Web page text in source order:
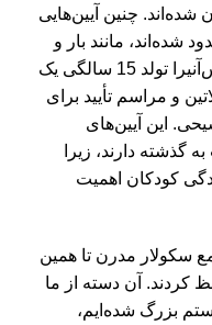
شده‌اند. چنین آیین‌هایی
شده‌اند، مانند بار و
بات میتزوا برای یهودیان، جشن کینس‌آنیرا تولد 15 سالگی یک
و مراسم تأیید برای
این آیین‌های
گذشته دارند، زیرا
کودکان اهمیت
سکولار مدرن تا همین
کردند. آن دسته از ما
بزرگ شده‌ایم،